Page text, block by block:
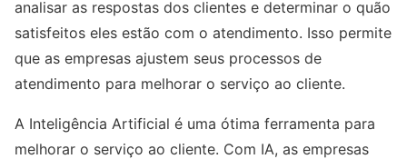
analisar as respostas dos clientes e determinar o quão
satisfeitos eles estão com o atendimento. Isso permite
que as empresas ajustem seus processos de
atendimento para melhorar o serviço ao cliente.
A Inteligência Artificial é uma ótima ferramenta para
melhorar o serviço ao cliente. Com IA, as empresas